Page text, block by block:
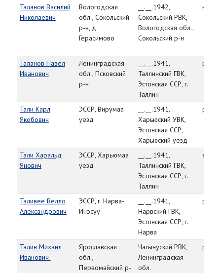
Таланов Василий
Николаевич
Вологодская
обл., Сокольский
р-н, д.
Герасимово
__.__.1942,
Сокольский РВК,
Вологодская обл.,
Сокольский р-н
Таланов Павел
Иванович
Ленинградская
обл., Псковский
р-н
__.__.1941,
Таллинский ГВК,
Эстонская ССР, г.
Таллин
Тали Карл
Якобович
ЭССР, Вирумаа
уезд
__.__.1941,
Харьюский УВК,
Эстонская ССР,
Харьюский уезд
Тали Харальд
Янович
ЭССР, Харьюмаа
уезд
__.__.1941,
Таллинский ГВК,
Эстонская ССР, г.
Таллин
Таливее Велло
Александрович
ЭССР, г. Нарва-
Инэсуу
__.__.1941,
Нарвский ГВК,
Эстонская ССР, г.
Нарва
Талин Михаил
Иванович
Ярославская
обл.,
Первомайский р-
Чатынуский РВК,
Ленинградская
обл.